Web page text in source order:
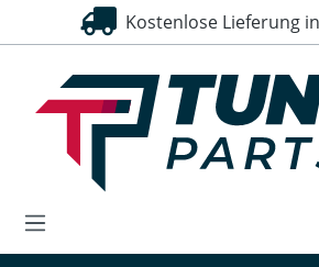
springen Kostenlose Lieferung